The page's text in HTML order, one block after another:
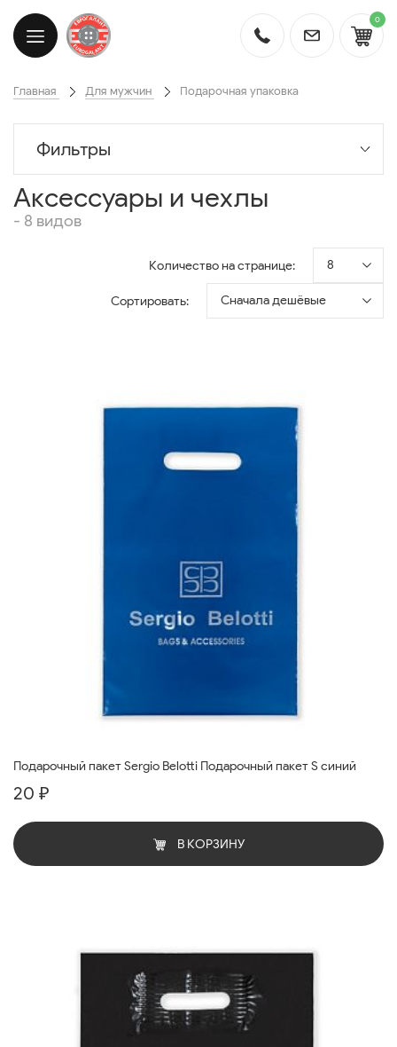
0
Главная Для мужчин Подарочная упаковка
Фильтры
Аксессуары и чехлы
- 8 видов
Количество на странице: 8
Сортировать: Сначала дешёвые
Подарочный пакет Sergio Belotti Подарочный пакет S синий
20 ₽
В КОРЗИНУ